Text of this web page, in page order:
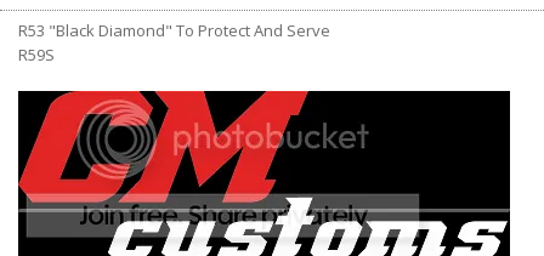
R53 "Black Diamond" To Protect And Serve
R59S